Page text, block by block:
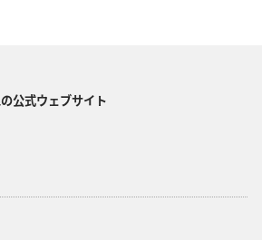
公式ウェブサイト